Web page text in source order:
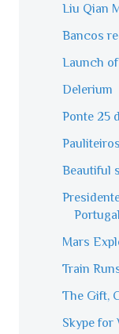
Liu Qian
Bancos
Launch
Delerium
Ponte 25
Beautiful
Portugal
Mars
Train
The Gift,
Skype for